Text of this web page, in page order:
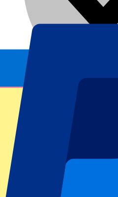
Réservation sécurisée
Athletic Bilbao vs Real Sociedad
1 novembre 2026, 15:00